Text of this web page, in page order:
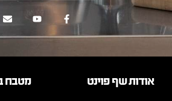
אודות שף פוינט מטבח